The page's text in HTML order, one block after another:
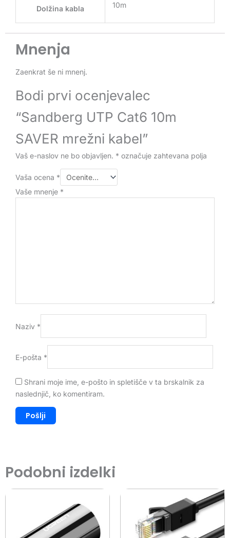
Dolžina kabla 10m
Mnenja
Zaenkrat še ni mnenj.
Bodi prvi ocenjevalec
“Sandberg UTP Cat6 10m
SAVER mrežni kabel”
Vaš e-naslov ne bo objavljen. * označuje zahtevana polja
Vaša ocena *
Vaše mnenje *
Naziv *
E-pošta *
Shrani moje ime, e-pošto in spletišče v ta brskalnik za
naslednjič, ko komentiram.
Podobni izdelki